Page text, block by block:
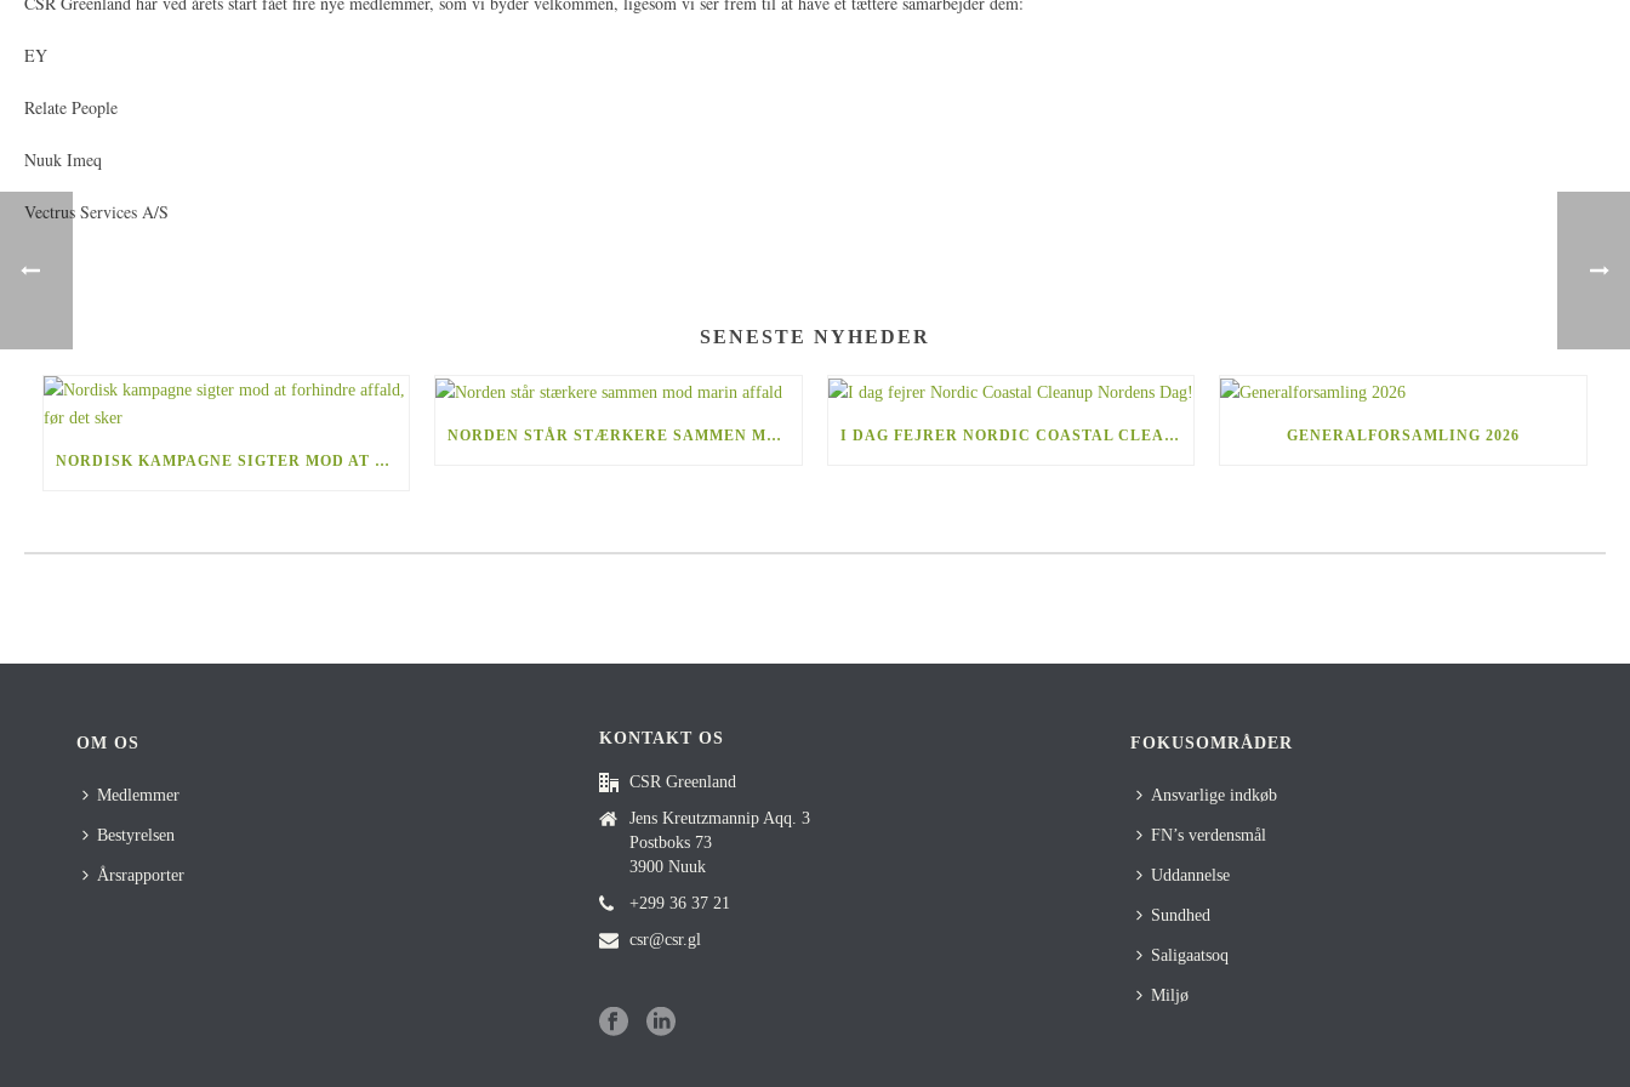
EY
Relate People
Nuuk Imeq
Vectrus Services A/S
SENESTE NYHEDER
NORDISK KAMPAGNE SIGTER MOD AT FORHINDRE AFFALD, FØR DET SKER
NORDEN STÅR STÆRKERE SAMMEN MOD MARIN AFFALD I DAG FEJRER NORDIC COASTAL CLEANUP NORDENS DAG! GENERALFORSAMLING 2026
OM OS
Medlemmer
Bestyrelsen
Årsrapporter
KONTAKT OS
CSR Greenland
Jens Kreutzmannip Aqq. 3
Postboks 73
3900 Nuuk
+299 36 37 21
csr@csr.gl
FOKUSOMRÅDER
Ansvarlige indkøb
FN’s verdensmål
Uddannelse
Sundhed
Saligaatsoq
Miljø